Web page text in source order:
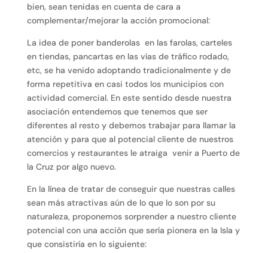
bien, sean tenidas en cuenta de cara a
complementar/mejorar la acción promocional:
La idea de poner banderolas en las farolas, carteles
en tiendas, pancartas en las vías de tráfico rodado,
etc, se ha venido adoptando tradicionalmente y de
forma repetitiva en casi todos los municipios con
actividad comercial. En este sentido desde nuestra
asociación entendemos que tenemos que ser
diferentes al resto y debemos trabajar para llamar la
atención y para que al potencial cliente de nuestros
comercios y restaurantes le atraiga venir a Puerto de
la Cruz por algo nuevo.
En la línea de tratar de conseguir que nuestras calles
sean más atractivas aún de lo que lo son por su
naturaleza, proponemos sorprender a nuestro cliente
potencial con una acción que sería pionera en la Isla y
que consistiría en lo siguiente: